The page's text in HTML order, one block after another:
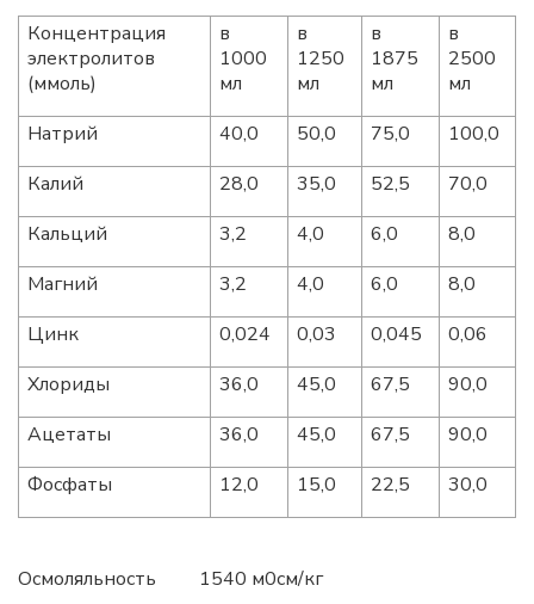
Концентрация
электролитов
(ммоль)
в
1000
мл
в
1250
мл
в
1875
мл
в
2500
мл
Натрий
40,0 50,0 75,0
100,0
Калий
28,0 35,0 52,5
70,0
Кальций
3,2 4,0 6,0
8,0
Магний
3,2 4,0 6,0
8,0
Цинк
0,024 0,03 0,045
0,06
Хлориды
36,0 45,0 67,5
90,0
Ацетаты
36,0 45,0 67,5
90,0
Фосфаты
12,0 15,0 22,5 30,0
Осмоляльность 1540 м0см/кг